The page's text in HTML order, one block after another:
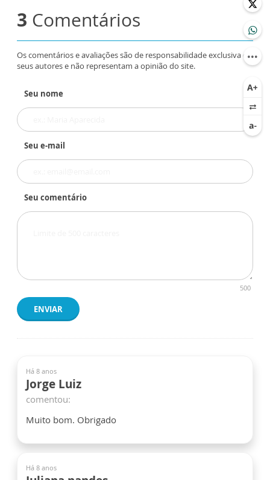
3 Comentários
Os comentários e avaliações são de responsabilidade exclusiva de
seus autores e não representam a opinião do site.
Seu nome
Seu e-mail
Seu comentário
500
ENVIAR
Há 8 anos
Jorge Luiz
comentou:
Muito bom. Obrigado
Há 8 anos